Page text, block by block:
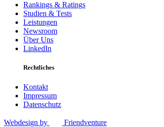
Rankings & Ratings
Studien & Tests
Leistungen
Newsroom
Über Uns
LinkedIn
Rechtliches
Kontakt
Impressum
Datenschutz
Webdesign by Friendventure